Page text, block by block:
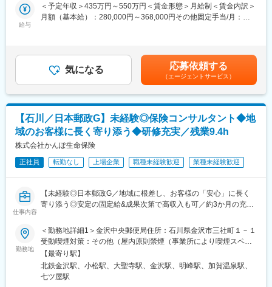
■企業魅力：
国内シェア60％超を誇る業界リーディングカンパニー。金融機関
変更の範囲：会社の定める業務
っていただく方のほか、予約来店も多く、余裕をもって準備でき
ます。
ておらず店舗でのノルマに留めております。会社・上司の指示で
特定の保険商品を優先的にご案内したり、ノルマ達成のために強
引な提案をしたりすることは企業方針と異なります。
〇多様な働き方にも柔軟に対応可能です
研修後から時短勤務制度の利用が可能です。実際に子育て世代の
社員も多く働いており、中長期に渡って安心して就業いただけま
す。
残業時間も月平均9時間で働きやすい環境です。
の商品の中から、お客さまに合った保障をオーダーメイドで設
計・提案します。特定商品の販売指示はなく、お客さまを第一に
（1）来店されたお客さまからのヒアリング
（2）ライフプラン設計・ご提案
（3）ご契約・ご契約内容確認
■キャリアステップ
給与
＜予定年収＞435万円～550万円＜賃金形態＞月給制＜賃金内訳＞
月額（基本給）：280,000円～368,000円その他固定手当/月：
す※年収はあくまで一例であり、経験・能力を考慮のうえ決定しま
す■昇給：年1回（8月）■賞与：年2回（2月、8月）を含む賃金は
あくまでも目安の金額であり、選考を通じて上下する可能性があ
ります。月給(月額)は固定手当を含めた表記です。
気になる 応募依頼する
（エージェントサービス）
【石川／日本郵政G】未経験◎保険コンサルタント◆地
域のお客様に長く寄り添う◆研修充実／残業9.4h
株式会社かんぽ生命保険
正社員 転勤なし 上場企業 職種未経験歓迎 業種未経験歓迎
仕事内容
【未経験◎日本郵政G／地域に根差し、お客様の「安心」に長く
寄り添う◎安定の固定給&成果次第で高収入も可／約3か月の充実
★未経験でも長期的にご活躍！
（1）約3か月の集合研修で同期とスタート★子育てなどで参加が
難しい方はリモートプログラムあり
└配属後も班体制で、教育トレーナーや先輩が日常的にフォロー
（2）営業・保険未経験で入社した社員が多数活躍中
勤務地
＜勤務地詳細1＞金沢中央郵便局住所：石川県金沢市三社町１－１
受動喫煙対策：その他（屋内原則禁煙（事業所により喫煙スペー
スあり））＜勤務地詳細2＞小松郵便局住所：石川県小松市園町ハ
１２８－１ 受動喫煙対策：その他（屋内原則禁煙（事業所により
喫煙スペースあり））＜勤務地詳細3＞加賀郵便局住所：石川県加
【最寄り駅】
北鉄金沢駅、小松駅、大聖寺駅、金沢駅、明峰駅、加賀温泉駅、
七ツ屋駅